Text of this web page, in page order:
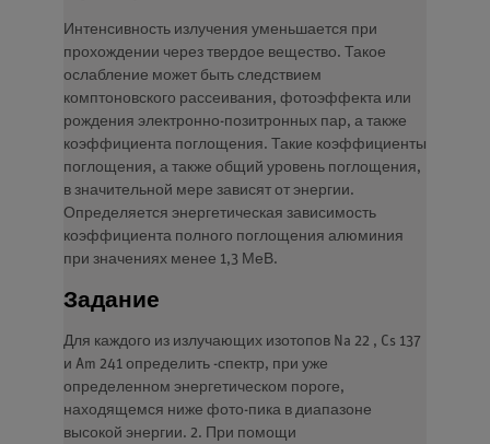
Интенсивность излучения уменьшается при
прохождении через твердое вещество. Такое
ослабление может быть следствием
комптоновского рассеивания, фотоэффекта или
рождения электронно-позитронных пар, а также
коэффициента поглощения. Такие коэффициенты
поглощения, а также общий уровень поглощения,
в значительной мере зависят от энергии.
Определяется энергетическая зависимость
коэффициента полного поглощения алюминия
при значениях менее 1,3 МеВ.
Задание
Для каждого из излучающих изотопов Na 22 , Cs 137
и Am 241 определить -спектр, при уже
определенном энергетическом пороге,
находящемся ниже фото-пика в диапазоне
высокой энергии. 2. При помощи